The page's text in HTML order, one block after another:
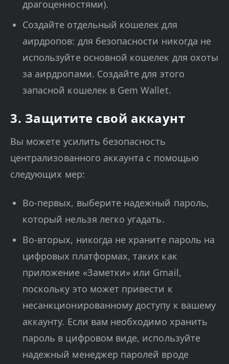
драгоценностями).
Создайте отдельный кошелек для
аирдропов: для безопасности никогда не
используйте основной кошелек для охоты
за аирдропами. Создайте для этого
запасной кошелек в Gem Wallet.
3. Защитите свой аккаунт
Вы можете усилить безопасность
централизованного аккаунта с помощью
следующих мер:
Во-первых, выберите надежный пароль,
который нельзя легко угадать.
Во-вторых, никогда не храните пароль на
цифровых платформах, таких как
приложение «Заметки» или Gmail,
поскольку это может привести к
несанкционированному доступу к вашему
аккаунту. Если вам необходимо хранить
пароль в цифровом виде, используйте
надежный менеджер паролей вроде